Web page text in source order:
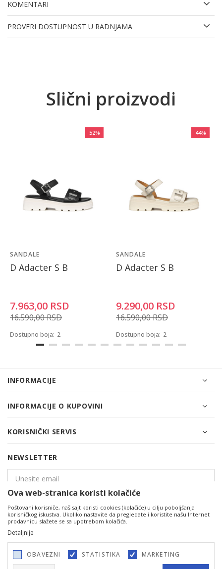
KOMENTARI
PROVERI DOSTUPNOST U RADNJAMA
Slični proizvodi
52%
SANDALE
D Adacter S B
7.963,00 RSD
16.590,00RSD
Dostupno boja: 2
44%
SANDALE
D Adacter S B
9.290,00 RSD
16.590,00RSD
Dostupno boja: 2
INFORMACIJE
INFORMACIJE O KUPOVINI
KORISNIČKI SERVIS
NEWSLETTER
PRIJAVITE SE
Ova web-stranica koristi kolačiće
Poštovani korisniče, naš sajt koristi cookies (kolačiće) u cilju poboljšanja
korisničkog iskustva. Ukoliko nastavite da pregledate i koristite našu Internet
prodavnicu slažete se sa upotrebom kolačića.
Detaljnije
OBAVEZNI STATISTIKA MARKETING